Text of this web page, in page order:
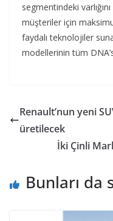
segmentindeki
müşteriler için
faydalı teknolojiler
modellerinin tüm
Renault’nun yeni
üretilecek
İki Çinli
Bunları da